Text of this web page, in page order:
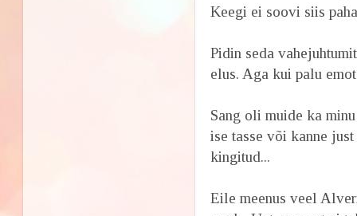
Keegi ei soovi siis
Pidin seda
elus. Aga kui palu
Sang oli muide ka
ise tasse või kanne
kingitud...
Eile meenus veel